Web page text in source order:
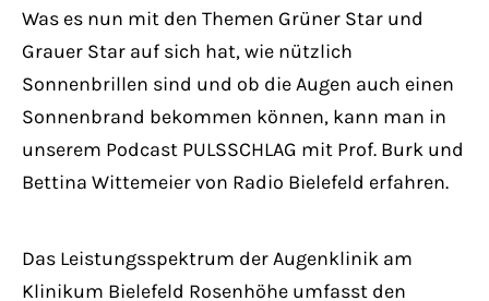
Was es nun mit den Themen Grüner Star und
Grauer Star auf sich hat, wie nützlich
Sonnenbrillen sind und ob die Augen auch einen
Sonnenbrand bekommen können, kann man in
unserem Podcast PULSSCHLAG mit Prof. Burk und
Bettina Wittemeier von Radio Bielefeld erfahren.
Das Leistungsspektrum der Augenklinik am
Klinikum Bielefeld Rosenhöhe umfasst den